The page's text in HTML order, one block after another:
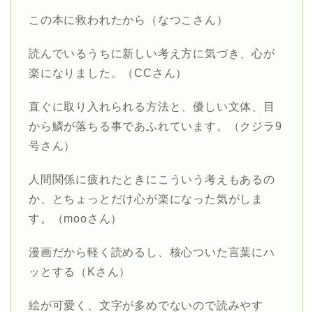
この本に救われたから（なつこさん）
読んでいるうちに新しい考え方に気づき、心が
楽になりました。（CCさん）
直ぐに取り入れられる方法と、優しい文体、目
から鱗が落ちる事であふれています。（クジラ9
号さん）
人間関係に疲れたときにこういう考えもあるの
か、とちょっとだけ心が楽になった気がしま
す。（mooさん）
漫画だから軽く読めるし、核心ついた言葉にハ
ッとする（Kさん）
絵が可愛く、文字が多めでないので読みやす